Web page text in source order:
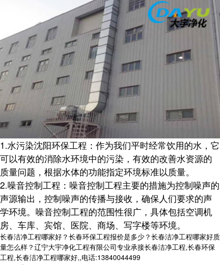
1.水污染沈阳环保工程：作为我们平时经常饮用的水，它
可以有效的消除水环境中的污染，有效的改善水资源的
质量问题，根据水体的功能指定环境标准以质量。
2.噪音控制工程：噪音控制工程主要的措施为控制噪声的
声源输出，控制噪声的传播与接收，确保人们要求的声
学环境。噪音控制工程的范围性很广，具体包括空调机
房、车库、宾馆、医院、商场、写字楼等环境。
长春洁净工程哪家好？长春环保工程报价是多少？长春洁净工程哪家好质
量怎么样？辽宁大宇净化工程有限公司专业承接长春洁净工程,长春环保
工程,长春洁净工程哪家好,,电话:13840044499